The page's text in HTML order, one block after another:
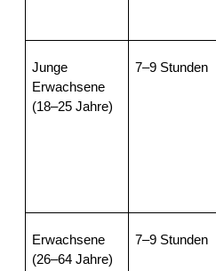
Junge
Erwachsene
(18–25 Jahre)
7–9 Stunden
Erwachsene
(26–64 Jahre)
7–9 Stunden